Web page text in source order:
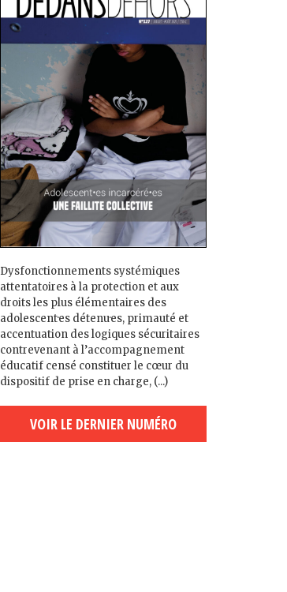
Dysfonctionnements systémiques
attentatoires à la protection et aux
droits les plus élémentaires des
adolescent·es détenu·es, primauté et
accentuation des logiques sécuritaires
contrevenant à l’accompagnement
éducatif censé constituer le cœur du
dispositif de prise en charge, (...)
VOIR LE DERNIER NUMÉRO